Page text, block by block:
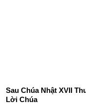
Sau Chúa Nhật XVII
Lời Chúa